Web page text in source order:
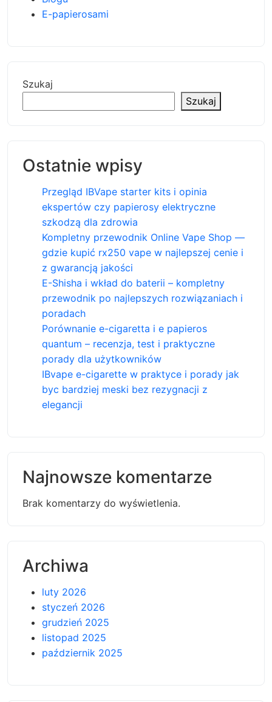
E-papierosami
Szukaj
Szukaj
Ostatnie wpisy
Przegląd IBVape starter kits i opinia
ekspertów czy papierosy elektryczne
szkodzą dla zdrowia
Kompletny przewodnik Online Vape Shop —
gdzie kupić rx250 vape w najlepszej cenie i
z gwarancją jakości
E-Shisha i wkład do baterii – kompletny
przewodnik po najlepszych rozwiązaniach i
poradach
Porównanie e-cigaretta i e papieros
quantum – recenzja, test i praktyczne
porady dla użytkowników
IBvape e-cigarette w praktyce i porady jak
byc bardziej meski bez rezygnacji z
elegancji
Najnowsze komentarze
Brak komentarzy do wyświetlenia.
Archiwa
luty 2026
styczeń 2026
grudzień 2025
listopad 2025
październik 2025